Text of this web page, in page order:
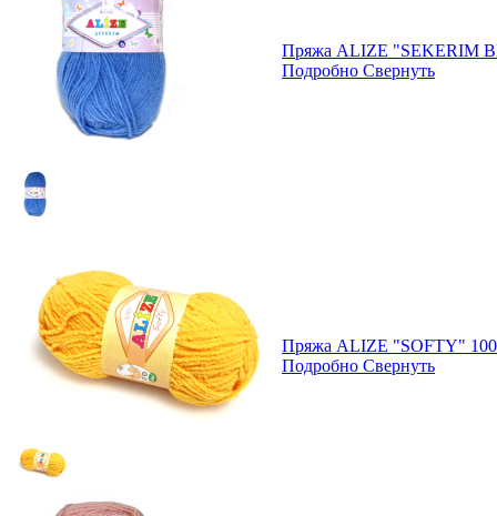
Пряжа ALIZE "SEKERIM
Подробно Свернуть
Пряжа ALIZE "SOFTY"
Подробно Свернуть